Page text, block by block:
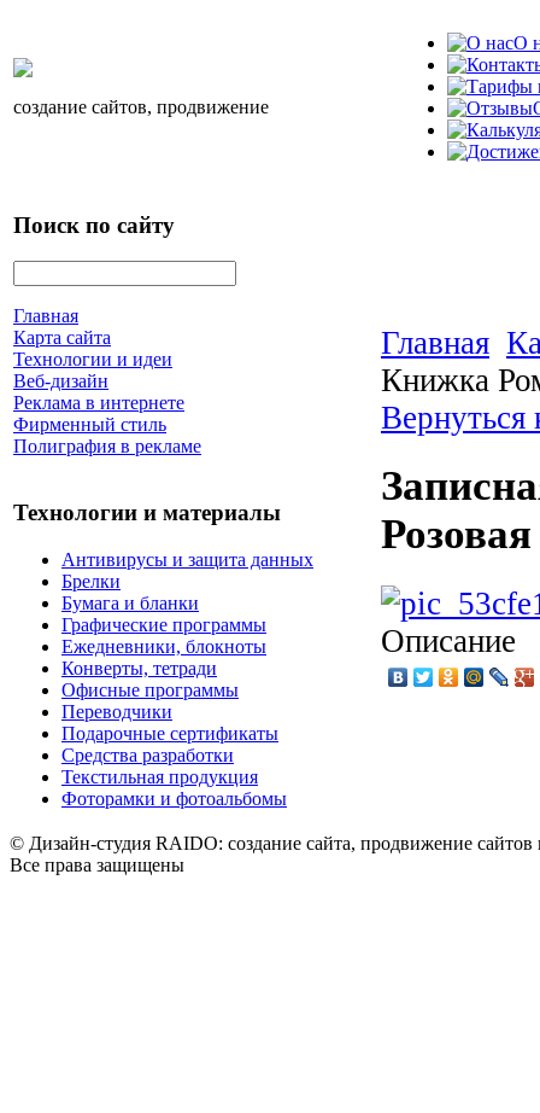
создание сайтов, продвижение
О
Поиск по сайту
Главная
Карта сайта
Технологии и идеи
Веб-дизайн
Реклама в интернете
Фирменный стиль
Полиграфия в рекламе
Технологии и материалы
Антивирусы и защита данных
Брелки
Бумага и бланки
Графические программы
Ежедневники, блокноты
Конверты, тетради
Офисные программы
Переводчики
Подарочные сертификаты
Средства разработки
Текстильная продукция
Фоторамки и фотоальбомы
Главная
Книжка
Розовая
Описание
© Дизайн-студия RAIDO: создание сайта, продвижение сайтов
Все права защищены